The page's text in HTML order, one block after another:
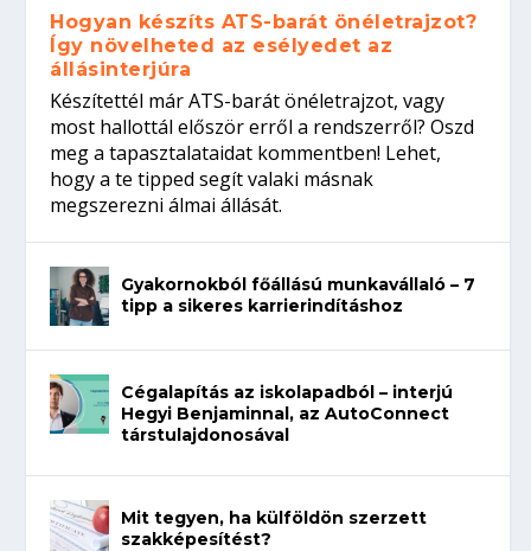
Hogyan készíts ATS-barát önéletrajzot?
Így növelheted az esélyedet az
állásinterjúra
Készítettél már ATS-barát önéletrajzot, vagy
most hallottál először erről a rendszerről? Oszd
meg a tapasztalataidat kommentben! Lehet,
hogy a te tipped segít valaki másnak
megszerezni álmai állását.
Gyakornokból főállású munkavállaló – 7
tipp a sikeres karrierindításhoz
Cégalapítás az iskolapadból – interjú
Hegyi Benjaminnal, az AutoConnect
társtulajdonosával
Mit tegyen, ha külföldön szerzett
szakképesítést?